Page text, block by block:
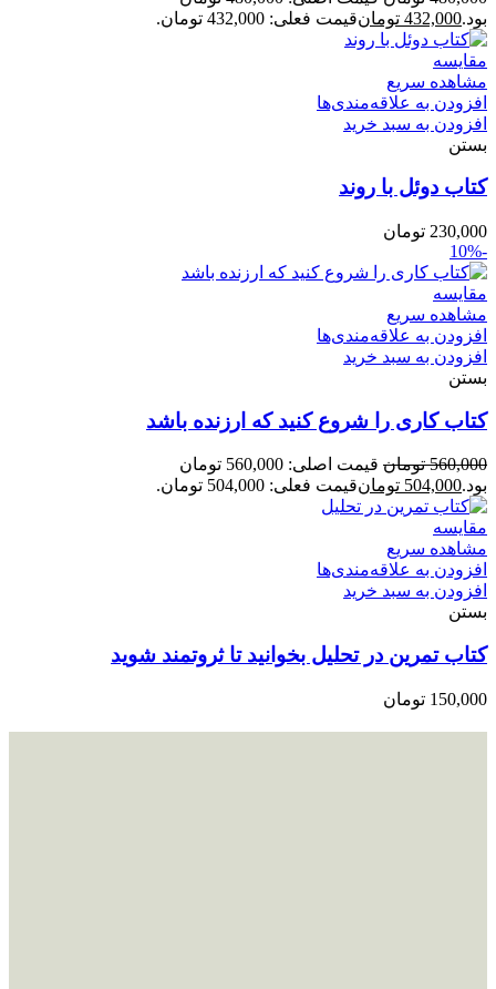
بود.432,000 تومانقیمت فعلی: 432,000 تومان.
مقایسه
مشاهده سریع
افزودن به علاقه‌مندی‌ها
افزودن به سبد خرید
بستن
کتاب دوئل با روند
230,000 تومان
-10%
مقایسه
مشاهده سریع
افزودن به علاقه‌مندی‌ها
افزودن به سبد خرید
بستن
کتاب کاری را شروع کنید که ارزنده باشد
560,000 تومان
قیمت اصلی: 560,000 تومان
بود.504,000 تومانقیمت فعلی: 504,000 تومان.
مقایسه
مشاهده سریع
افزودن به علاقه‌مندی‌ها
افزودن به سبد خرید
بستن
کتاب تمرین در تحلیل بخوانید تا ثروتمند شوید
150,000 تومان